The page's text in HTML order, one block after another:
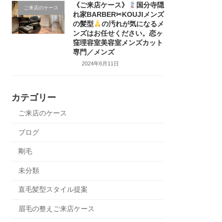
ご来店のケース 《ご来店ケース》
国分寺隠
れ家BARBER✂KOUJIメンズ
の髪型
の汚れが気になるメ
ンズはお任せください。恋ヶ
窪理容室美容室メンズカット
専門／メンズ
2024年6月11日
カテゴリー
ご来店のケース
ブログ
剛毛
未分類
直毛髪型スタイル提案
眉毛の整えご来店ケース